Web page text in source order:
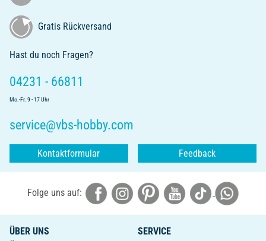
Gratis Rückversand
Hast du noch Fragen?
04231 - 66811
Mo.-Fr. 9 - 17 Uhr
service@vbs-hobby.com
Kontaktformular Feedback
Folge uns auf:
ÜBER UNS
SERVICE